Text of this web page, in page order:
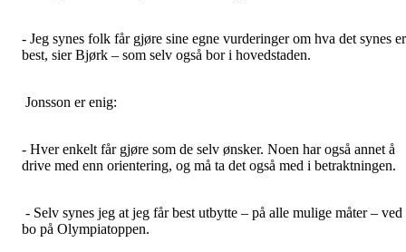
- Jeg synes folk får gjøre sine egne vurderinger om hva det synes er
best, sier Bjørk – som selv også bor i hovedstaden.
Jonsson er enig:
- Hver enkelt får gjøre som de selv ønsker. Noen har også annet å
drive med enn orientering, og må ta det også med i betraktningen.
- Selv synes jeg at jeg får best utbytte – på alle mulige måter – ved
bo på Olympiatoppen.